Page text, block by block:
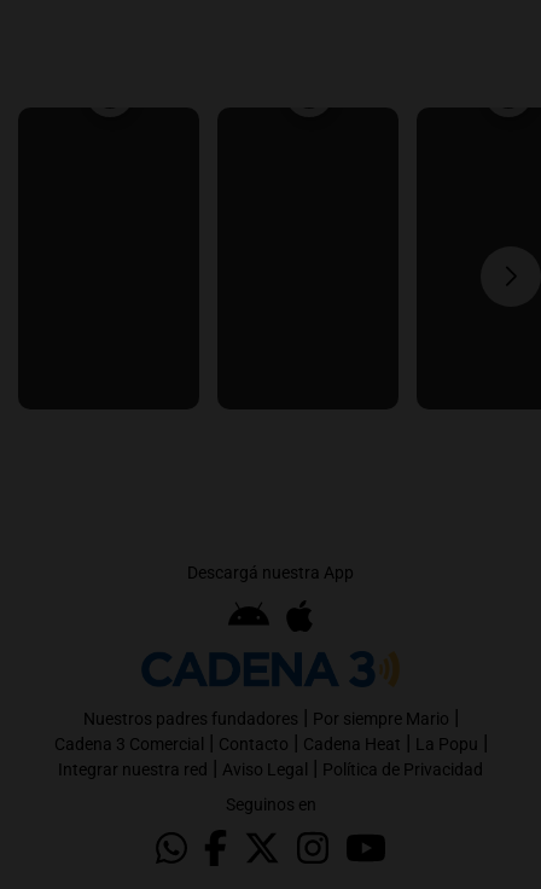
Descargá nuestra App
Nuestros padres fundadores | Por siempre Mario |
Cadena 3 Comercial | Contacto | Cadena Heat | La Popu |
Integrar nuestra red | Aviso Legal | Política de Privacidad
Seguinos en